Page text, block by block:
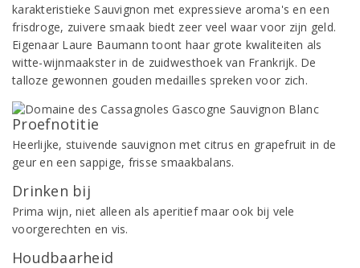
karakteristieke Sauvignon met expressieve aroma's en een
frisdroge, zuivere smaak biedt zeer veel waar voor zijn geld.
Eigenaar Laure Baumann toont haar grote kwaliteiten als
witte-wijnmaakster in de zuidwesthoek van Frankrijk. De
talloze gewonnen gouden medailles spreken voor zich.
Proefnotitie
Heerlijke, stuivende sauvignon met citrus en grapefruit in de
geur en een sappige, frisse smaakbalans.
Drinken bij
Prima wijn, niet alleen als aperitief maar ook bij vele
voorgerechten en vis.
Houdbaarheid